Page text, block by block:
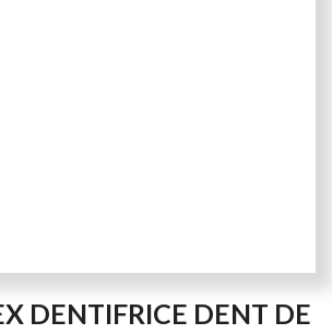
DENTIFRICE DENT DE